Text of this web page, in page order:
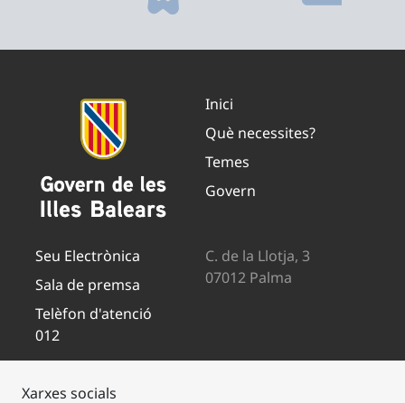
Inici
Què necessites?
Temes
Govern
Seu Electrònica
Sala de premsa
Telèfon d'atenció
012
C. de la Llotja, 3
07012 Palma
Xarxes socials